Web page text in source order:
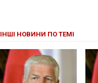
ІНШІ НОВИНИ ПО ТЕМІ